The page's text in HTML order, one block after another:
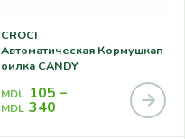
CROCI
Автоматическая Кормушкап
Оилка CANDY
MDL 105 –
MDL 340